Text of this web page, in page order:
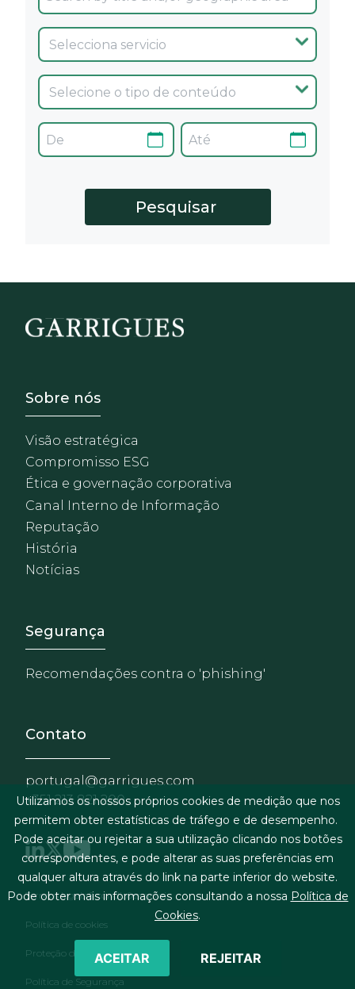
Footer - Sobre Nosotros
Sobre nós
Visão estratégica
Compromisso ESG
Ética e governação corporativa
Canal Interno de Informação
Reputação
História
Notícias
Footer - Extranet y
Segurança
Recomendações contra o 'phishing'
Contato
portugal@garrigues.com
+351 213 821 200
Menu de rodapé
Termos legais & condições gerais
Política de cookies
Proteção de dados pessoais
Política de Segurança
Utilizamos os nossos próprios cookies de medição que nos
permitem obter estatísticas de tráfego e de desempenho.
Pode aceitar ou rejeitar a sua utilização clicando nos botões
correspondentes, e pode alterar as suas preferências em
qualquer altura através do link na parte inferior do website.
Pode obter mais informações consultando a nossa Política de
Cookies.
ACEITAR REJEITAR